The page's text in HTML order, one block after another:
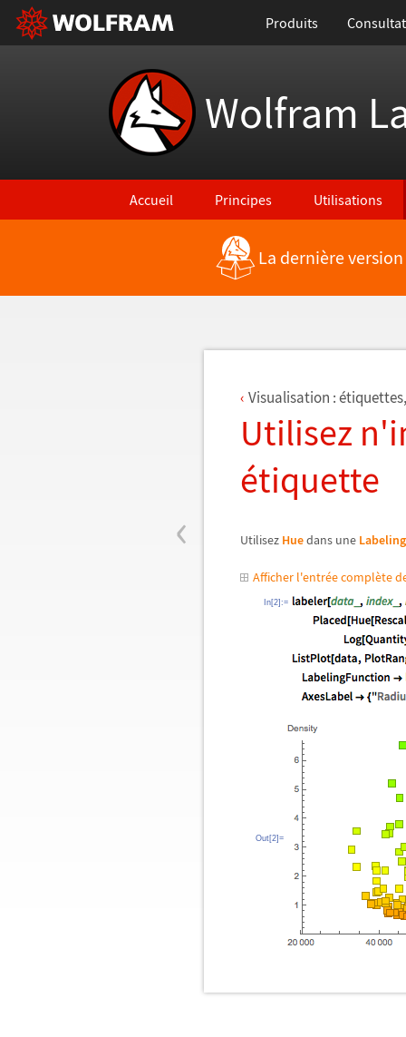
Produits
Wolfram
Accueil Principes Utilisations
Retour vers les nouvelles fonctionnalités
La dernière
‹
Visualisation :
Utilisez
étiquette
Utilisez Huedans une
Afficher l'entrée complète
In[2]:=
Out[2]=